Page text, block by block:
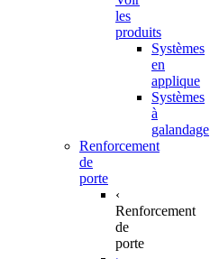
les
produits
Systèmes
en
applique
Systèmes
à
galandage
Renforcement
de
porte
‹
Renforcement
de
porte